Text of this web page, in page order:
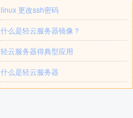
linux 更改ssh密码
什么是轻云服务器镜像？
轻云服务器得典型应用
什么是轻云服务器